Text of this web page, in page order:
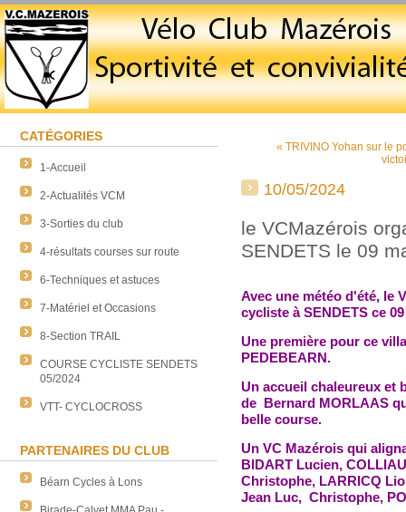
CATÉGORIES
1-Accueil
2-Actualités VCM
3-Sorties du club
4-résultats courses sur route
6-Techniques et astuces
7-Matériel et Occasions
8-Section TRAIL
COURSE CYCLISTE SENDETS
05/2024
VTT- CYCLOCROSS
PARTENAIRES DU CLUB
Béarn Cycles à Lons
« TRIVINO Yohan sur le
10/05/2024
le VCMazérois
SENDETS le 09
Avec une météo d'été, le
cycliste à SENDETS ce
Une première pour ce
PEDEBEARN.
Un accueil chaleureux et
de Bernard MORLAAS
belle course.
Un VC Mazérois qui
BIDART Lucien,
Christophe, LARRICQ
Jean Luc, Christophe,